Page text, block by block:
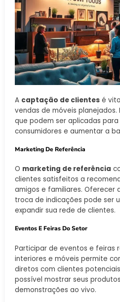
A captação de clientes é
vendas de móveis planejados.
que podem ser aplicadas
consumidores e aumentar a
Marketing De Referência
O marketing de referência
clientes satisfeitos a
amigos e familiares. Oferecer
troca de indicações pode ser
expandir sua rede de clientes.
Eventos E Feiras Do Setor
Participar de eventos e feiras
interiores e móveis permite
diretos com clientes
possível mostrar seus
demonstrações ao vivo.